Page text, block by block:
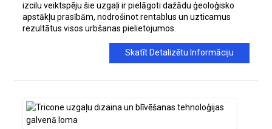
izcilu veiktspēju šie uzgaļi ir pielāgoti dažādu ģeoloģisko
apstākļu prasībām, nodrošinot rentablus un uzticamus
rezultātus visos urbšanas pielietojumos.
Skatīt Detalizētu Informāciju